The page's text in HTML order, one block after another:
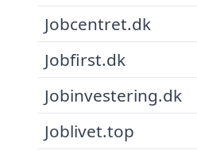
Jobcentret.dk
Jobfirst.dk
Jobinvestering.dk
Joblivet.top